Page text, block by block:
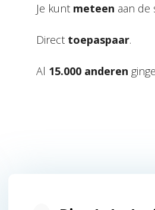
Je kunt meteen aan de
Directtoepaspaar.
Al 15.000 anderen